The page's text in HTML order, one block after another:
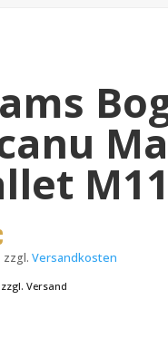
zzgl. Versandkosten
Versand